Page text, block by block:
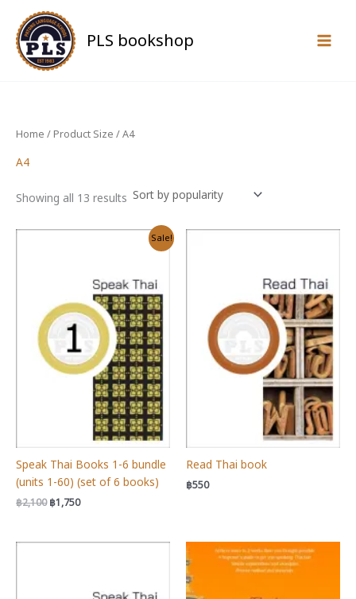
content
PLS bookshop
Home / Product Size / A4
A4
Showing all 13 results Sorted
Sale!
Speak Thai Books 1-6 bundle
(units 1-60) (set of 6 books)
฿2,100 Original
฿2,100.
฿1,750Current
฿1,750.
Read Thai book
฿550